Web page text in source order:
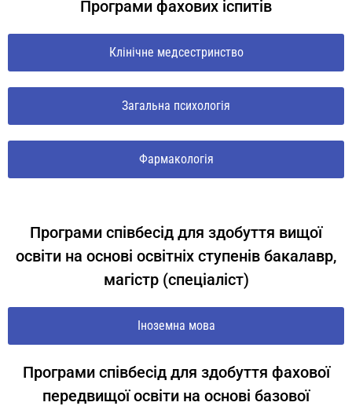
Програми фахових іспитів
Клінічне медсестринство
Загальна психологія
Фармакологія
Програми співбесід для здобуття вищої
освіти на основі освітніх ступенів бакалавр,
магістр (спеціаліст)
Іноземна мова
Програми співбесід для здобуття фахової
передвищої освіти на основі базової